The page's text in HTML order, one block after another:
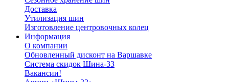
Доставка
Утилизация шин
Изготовление центровочных колец
Информация
О компании
Обновленный дисконт на Варшавке
Система скидок Шина-33
Вакансии!